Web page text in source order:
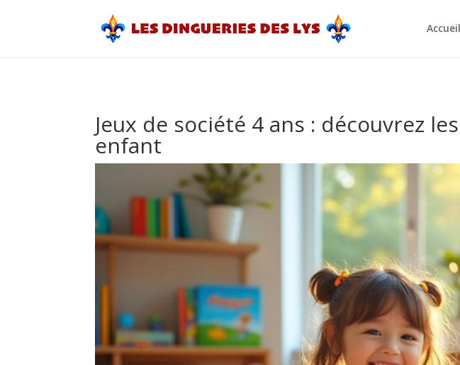
Accueil
Jeux de société 4 ans : découvrez
enfant